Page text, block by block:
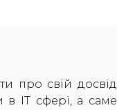
про свій досвід
в ІТ сфері, а саме